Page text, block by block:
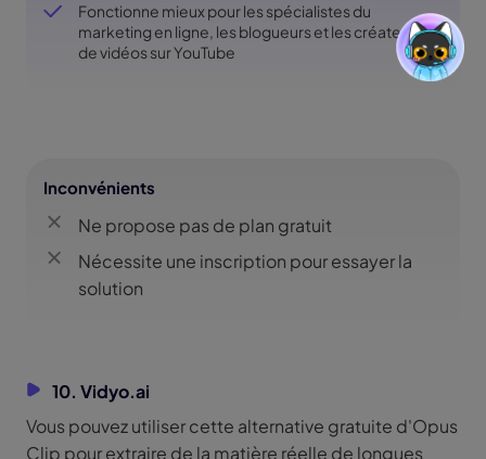
Fonctionne mieux pour les spécialistes du
marketing en ligne, les blogueurs et les créateurs
de vidéos sur YouTube
Inconvénients
Ne propose pas de plan gratuit
Nécessite une inscription pour essayer la
solution
10. Vidyo.ai
Vous pouvez utiliser cette alternative gratuite d'Opus
Clip pour extraire de la matière réelle de longues